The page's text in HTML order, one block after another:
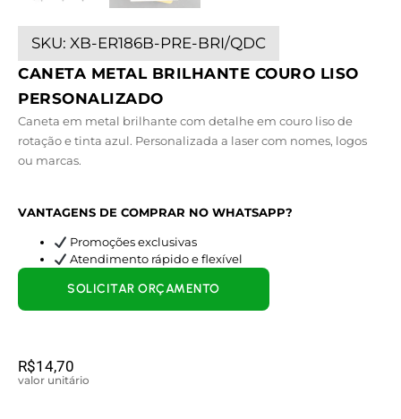
SKU: XB-ER186B-PRE-BRI/QDC
CANETA METAL BRILHANTE COURO LISO
PERSONALIZADO
Caneta em metal brilhante com detalhe em couro liso de
rotação e tinta azul. Personalizada a laser com nomes, logos
ou marcas.
VANTAGENS DE COMPRAR NO WHATSAPP?
Promoções exclusivas
Atendimento rápido e flexível
R$14,70
valor unitário
SOLICITAR ORÇAMENTO